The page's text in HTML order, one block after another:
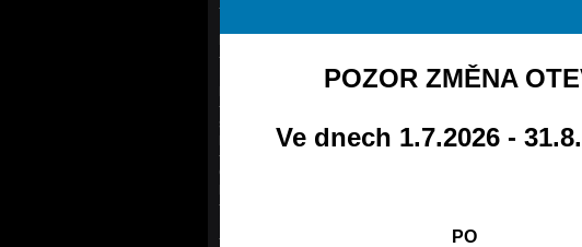
Kompresní ponožky,
podkolenky, kraťasy, návleky
šejkry, barely, lahve, stojany,
Činky, kotouče, osy a
POZOR ZMĚNA
Ve dnech 1.7.2026 -
PO